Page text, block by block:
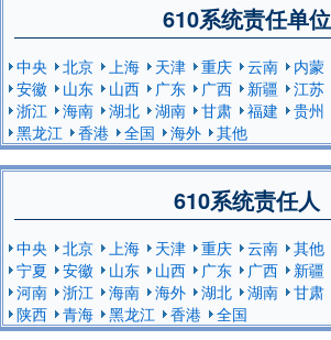
610系统责任单位
中央 北京 上海 天津 重庆 云南 内蒙
安徽
山东 山西 广东 广西 新疆 江苏
浙江
海南 湖北 湖南 甘肃 福建 贵州
黑龙江
香港 全国 海外 其他
610系统责任人
中央 北京 上海 天津 重庆 云南 其他
宁夏
安徽 山东 山西 广东 广西 新疆
河南
浙江 海南 海外 湖北 湖南 甘肃
陕西
青海 黑龙江 香港 全国